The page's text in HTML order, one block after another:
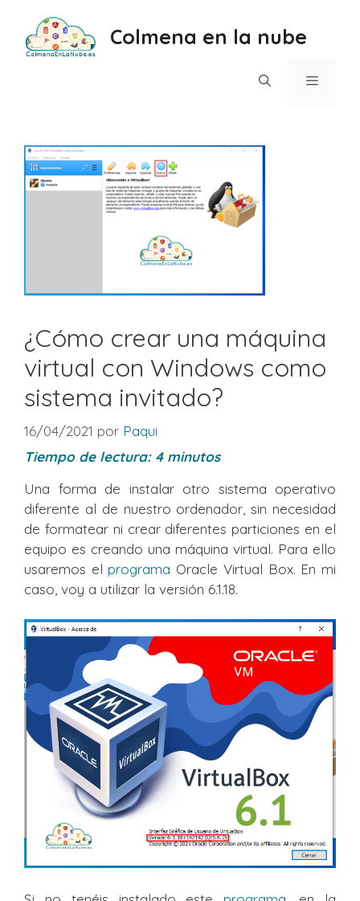
contenido
Colmena en la nube
¿Cómo crear una máquina
virtual con Windows como
sistema invitado?
16/04/2021 por Paqui
Tiempo de lectura: 4 minutos
Una forma de instalar otro sistema operativo
diferente al de nuestro ordenador, sin necesidad
de formatear ni crear diferentes particiones en el
equipo es creando una máquina virtual. Para ello
usaremos elprograma Oracle Virtual Box. En mi
caso, voy a utilizar la versión 6.1.18.